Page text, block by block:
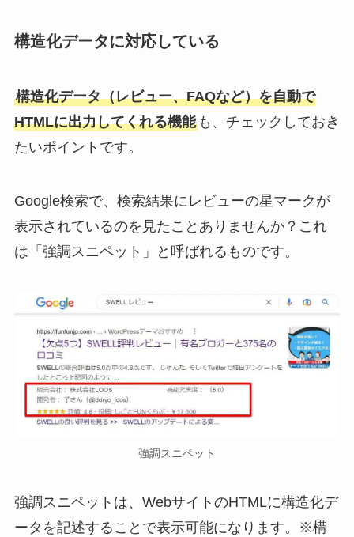
構造化データに対応している
構造化データ（レビュー、FAQなど）を自動で
HTMLに出力してくれる機能も、チェックしておき
たいポイントです。
Google検索で、検索結果にレビューの星マークが
表示されているのを見たことありませんか？これ
は「強調スニペット」と呼ばれるものです。
強調スニペット
強調スニペットは、WebサイトのHTMLに構造化デ
ータを記述することで表示可能になります。※構